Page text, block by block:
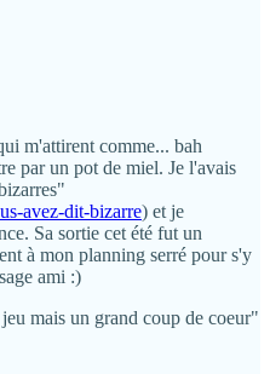
m'attirent comme... bah
par un pot de miel. Je l'avais
avez-dit-bizarre) et je
Sa sortie cet été fut un
à mon planning serré pour s'y
ami :)
mais un grand coup de coeur"